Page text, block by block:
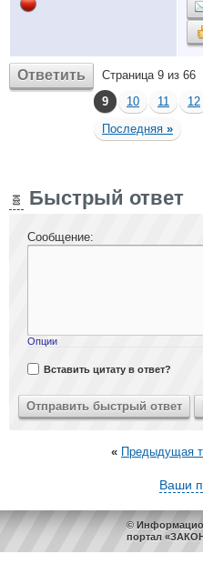
Ответить Страница 9 из 66
9
10 11 12
Последняя »
Быстрый ответ
Сообщение:
Опции
Вставить цитату в ответ?
« Предыдущая
Ваши
©
портал